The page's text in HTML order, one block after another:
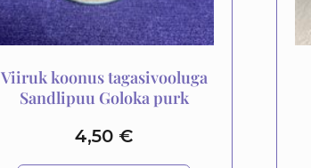
Viiruk koonus tagasivooluga
Sandlipuu Goloka purk
4,50 €